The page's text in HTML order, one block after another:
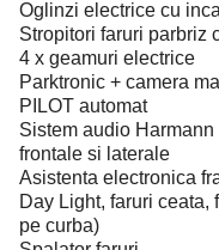
Oglinzi electrice cu
Stropitori faruri parbriz
4 x geamuri electrice
Parktronic + camera
PILOT automat
Sistem audio
frontale si laterale
Asistenta electronica
Day Light, faruri
pe curba)